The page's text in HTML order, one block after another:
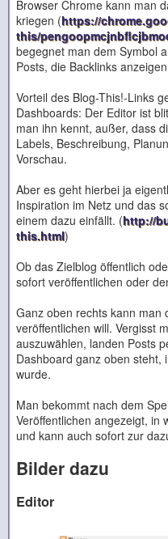
Browser Chrome kann man
kriegen (https://
this/
begegnet man dem Symbol
Posts, die Backlinks
Vorteil des Blog-This!-Links
Dashboards: Der Editor ist
man ihn kennt, außer, dass
Labels, Beschreibung,
Vorschau.
Aber es geht hierbei ja
Inspiration im Netz und das
einem dazu einfällt. (http://
this.html)
Ob das Zielblog öffentlich
sofort veröffentlichen oder
Ganz oben rechts kann man
veröffentlichen will. Vergisst
auszuwählen, landen Posts
Dashboard ganz oben steht,
wurde.
Man bekommt nach dem
Veröffentlichen angezeigt, in
und kann auch sofort zur
Bilder dazu
Editor